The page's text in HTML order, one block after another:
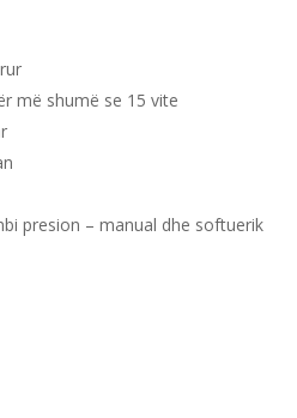
më shumë se 15 vite
presion – manual dhe softuerik